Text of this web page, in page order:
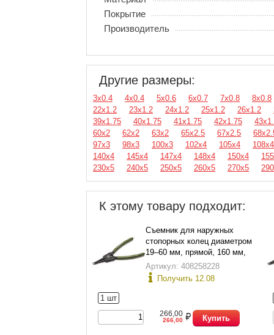
Покрытие
Производитель
Другие размеры:
3х0.4 4х0.4 5х0.6 6х0.7 7х0.8
8х0.8
22х1.2
23х1.2 24х1.2 25х1.2 26х1.2
39х1.75
40х1.75 41х1.75 42х1.75
60х2
62х2 63х2 65х2.5 67х2.5
97х3
98х3 100х3 102х4 105х4
108х4
140х4
145х4 147х4 148х4 150х4
230х5
240х5 250х5 260х5 270х5
К этому товару подходит:
Съемник для наружных
стопорных колец диаметром
19–60 мм, прямой, 160 мм,
Дело Техники 422161
Артикул: 408258228
Получить 12.08
1 шт
266,00
266,00 Купить